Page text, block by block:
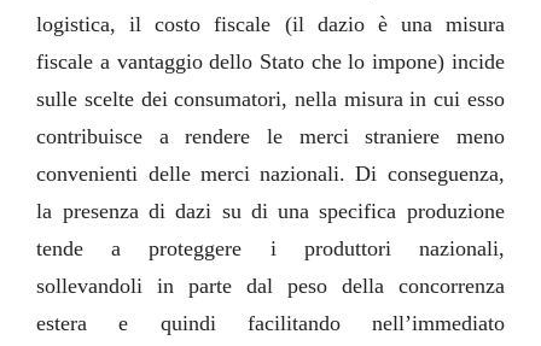
logistica, il costo fiscale (il dazio è una misura
fiscale a vantaggio dello Stato che lo impone) incide
sulle scelte dei consumatori, nella misura in cui esso
contribuisce a rendere le merci straniere meno
convenienti delle merci nazionali. Di conseguenza,
la presenza di dazi su di una specifica produzione
tende a proteggere i produttori nazionali,
sollevandoli in parte dal peso della concorrenza
estera e quindi facilitando nell’immediato